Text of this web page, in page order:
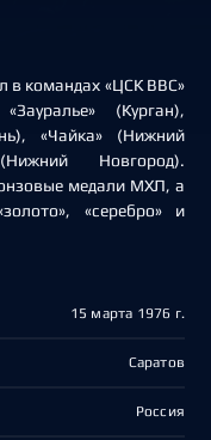
в командах «ЦСК ВВС»
(Курган),
«Чайка» (Нижний
Новгород).
медали МХЛ, а
«серебро» и
15 марта 1976 г.
Саратов
Россия